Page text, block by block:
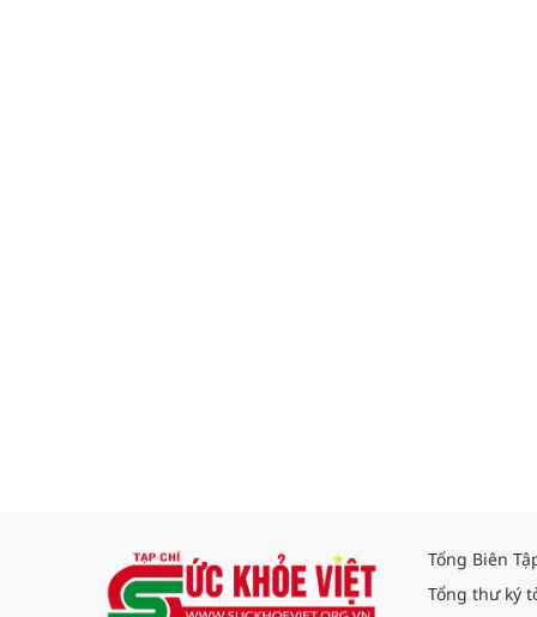
Tổng Biên
Tổng thư ký